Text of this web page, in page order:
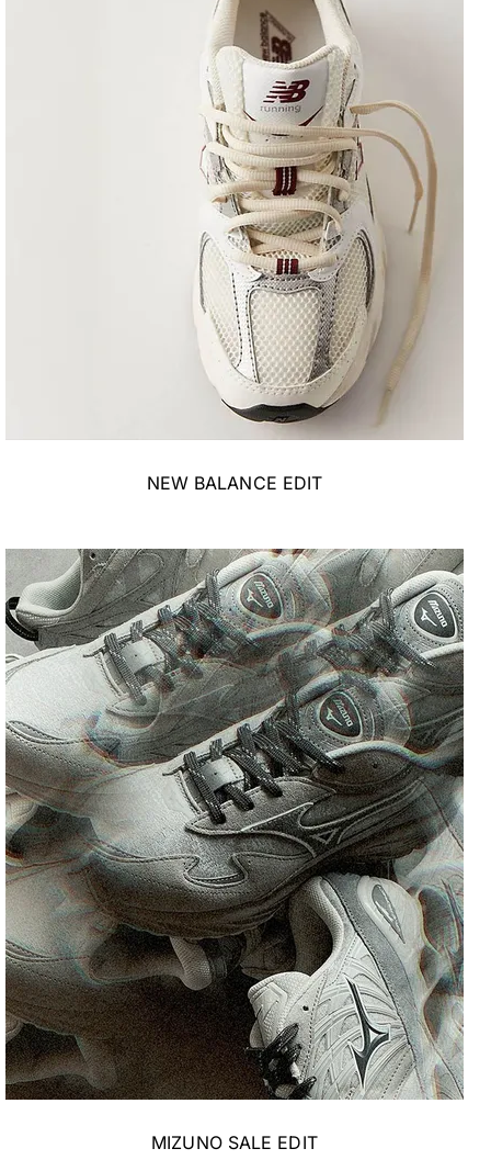
NEW BALANCE EDIT
MIZUNO SALE EDIT